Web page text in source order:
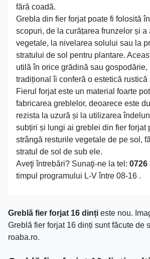
fără coadă.
Grebla din fier forjat poate fi folosită
scopuri, de la curățarea frunzelor și a
vegetale, la nivelarea solului sau la
stratului de sol pentru plantare.
utilă în orice grădină sau
tradițional îi conferă o estetică rustică
Fierul forjat este un material foarte
fabricarea greblelor, deoarece este
rezista la uzură și la utilizarea
subțiri și lungi ai greblei din fier forjat
strângă resturile vegetale de pe sol,
stratul de sol de sub ele.
Aveţi întrebări? Sunaţi-ne la tel: 0726
timpul programului L-V între 08-16 .
Greblă fier forjat 16 dinți este nou.
Greblă fier forjat 16 dinți sunt făcute de
roaba.ro.